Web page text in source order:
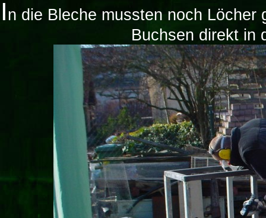
In die Bleche mussten noch Löcher
Buchsen direkt in